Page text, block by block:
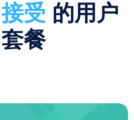
接受 的用户
套餐